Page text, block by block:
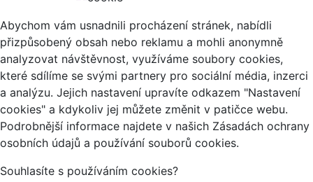
Abychom vám usnadnili procházení stránek, nabídli
přizpůsobený obsah nebo reklamu a mohli anonymně
analyzovat návštěvnost, využíváme soubory cookies,
které sdílíme se svými partnery pro sociální média, inzerci
a analýzu. Jejich nastavení upravíte odkazem "Nastavení
cookies" a kdykoliv jej můžete změnit v patičce webu.
Podrobnější informace najdete v našich Zásadách ochrany
osobních údajů a používání souborů cookies.
Souhlasíte s používáním cookies?